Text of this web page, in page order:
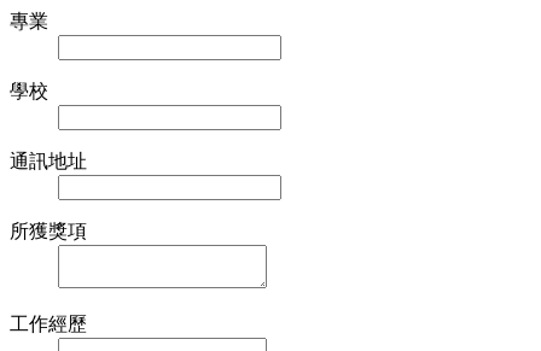
專業
學校
通訊地址
所獲獎項
工作經歷